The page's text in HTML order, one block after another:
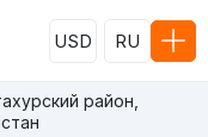
USD RU
район,